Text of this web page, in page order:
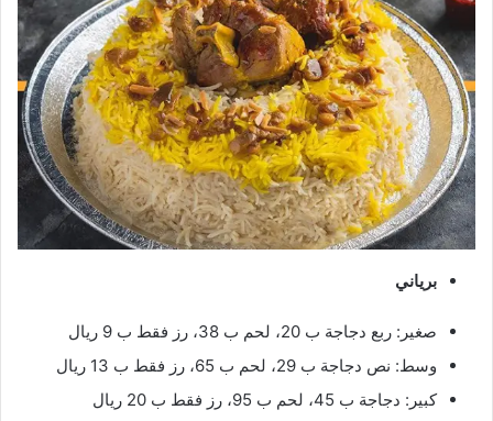
برياني
صغير: ربع دجاجة ب 20، لحم ب 38، رز فقط ب 9 ريال
وسط: نص دجاجة ب 29، لحم ب 65، رز فقط ب 13 ريال
كبير: دجاجة ب 45، لحم ب 95، رز فقط ب 20 ريال